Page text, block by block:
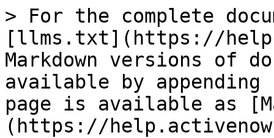
> For the complete
[llms.txt](https://
Markdown versions of
available by
page is available as
(https://